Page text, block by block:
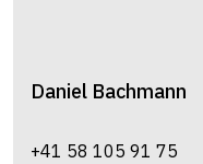
Daniel Bachmann
+41 58 105 91 75